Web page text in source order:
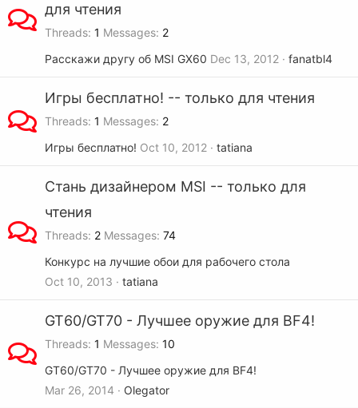
для чтения
Threads 1 Messages 2
Расскажи другу об MSI GX60 Dec 13, 2012 fanatbl4
Игры бесплатно! -- только для чтения
Threads 1 Messages 2
Игры бесплатно! Oct 10, 2012 tatiana
Стань дизайнером MSI -- только для
чтения
Threads 2 Messages 74
Конкурс на лучшие обои для рабочего стола
Oct 10, 2013
tatiana
GT60/GT70 - Лучшее оружие для BF4!
Threads 1 Messages 10
GT60/GT70 - Лучшее оружие для BF4!
Mar 26, 2014
Olegator